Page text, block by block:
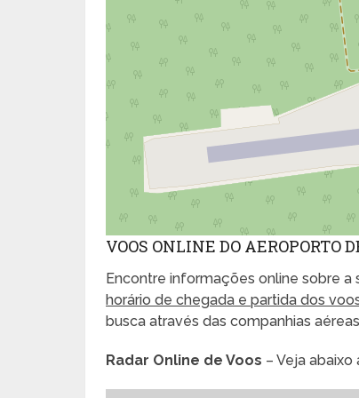
VOOS ONLINE DO AEROPORTO
Encontre informações online sobre a
horário de chegada e partida dos
busca através das companhias
Radar Online de Voos – Veja